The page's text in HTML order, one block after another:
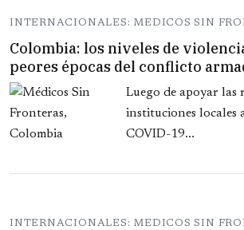
INTERNACIONALES: MEDICOS SIN
Colombia: los niveles de
peores épocas del conflicto
Luego de apoyar las
instituciones locales
COVID-19...
INTERNACIONALES: MEDICOS SIN